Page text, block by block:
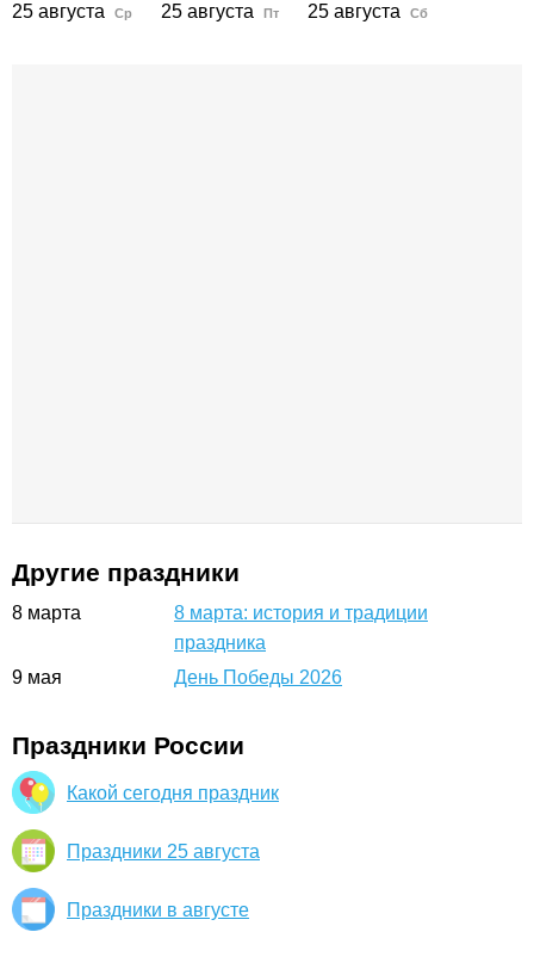
25 августа Ср 25 августа Пт 25 августа Сб
Другие праздники
8 марта
8 марта: история и традиции
праздника
9 мая День Победы 2026
Праздники России
Какой сегодня праздник
Праздники 25 августа
Праздники в августе